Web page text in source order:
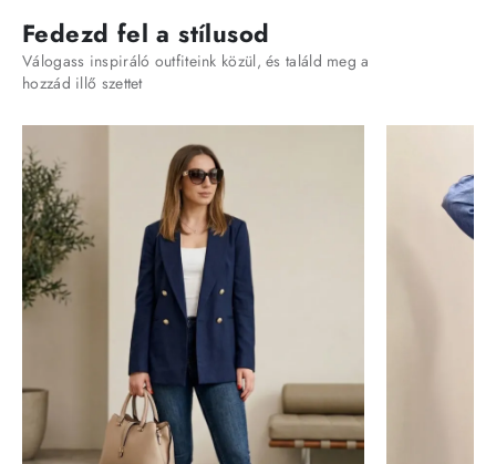
Fedezd fel a stílusod
Válogass inspiráló outfiteink közül, és találd meg a
hozzád illő szettet